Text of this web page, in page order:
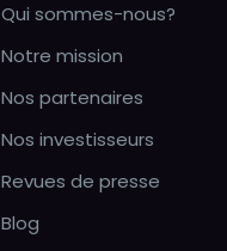
Qui sommes-nous?
Notre mission
Nos partenaires
Nos investisseurs
Revues de presse
Blog